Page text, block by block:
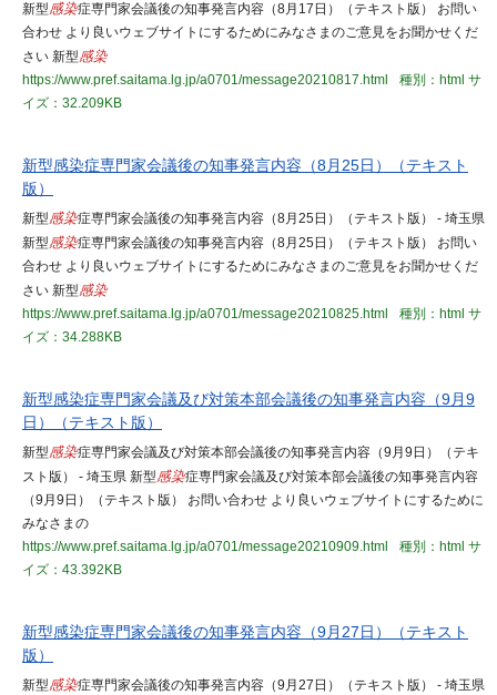
新型感染症専門家会議後の知事発言内容（8月17日）（テキスト版） お問い
合わせ より良いウェブサイトにするためにみなさまのご意見をお聞かせくだ
さい 新型感染
https://www.pref.saitama.lg.jp/a0701/message20210817.html
種別：html サ
イズ：32.209KB
新型感染症専門家会議後の知事発言内容（8月25日）（テキスト
版）
新型感染症専門家会議後の知事発言内容（8月25日）（テキスト版） - 埼玉県
新型感染症専門家会議後の知事発言内容（8月25日）（テキスト版） お問い
合わせ より良いウェブサイトにするためにみなさまのご意見をお聞かせくだ
さい 新型感染
https://www.pref.saitama.lg.jp/a0701/message20210825.html
種別：html サ
イズ：34.288KB
新型感染症専門家会議及び対策本部会議後の知事発言内容（9月9
日）（テキスト版）
新型感染症専門家会議及び対策本部会議後の知事発言内容（9月9日）（テキ
スト版） - 埼玉県 新型感染症専門家会議及び対策本部会議後の知事発言内容
（9月9日）（テキスト版） お問い合わせ より良いウェブサイトにするために
みなさまの
https://www.pref.saitama.lg.jp/a0701/message20210909.html
種別：html サ
イズ：43.392KB
新型感染症専門家会議後の知事発言内容（9月27日）（テキスト
版）
新型感染症専門家会議後の知事発言内容（9月27日）（テキスト版） - 埼玉県